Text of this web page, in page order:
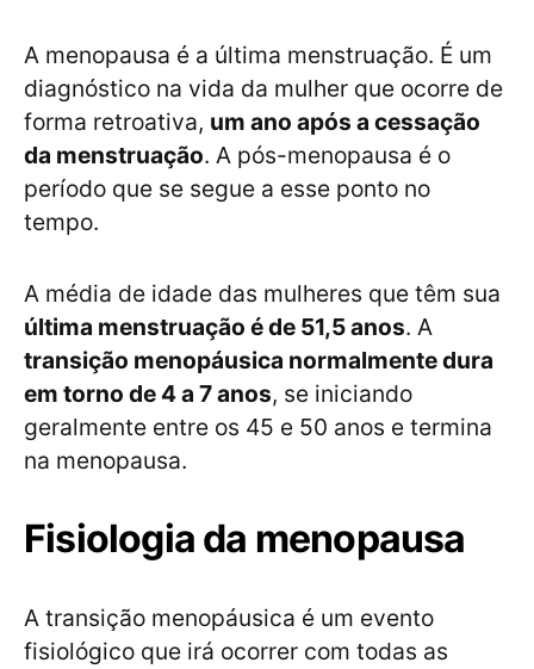
A menopausa é a última menstruação. É um
diagnóstico na vida da mulher que ocorre de
forma retroativa, um ano após a cessação
da menstruação. A pós-menopausa é o
período que se segue a esse ponto no
tempo.
A média de idade das mulheres que têm sua
última menstruação é de 51,5 anos. A
transição menopáusica normalmente dura
em torno de 4 a 7 anos, se iniciando
geralmente entre os 45 e 50 anos e termina
na menopausa.
Fisiologia da menopausa
A transição menopáusica é um evento
fisiológico que irá ocorrer com todas as